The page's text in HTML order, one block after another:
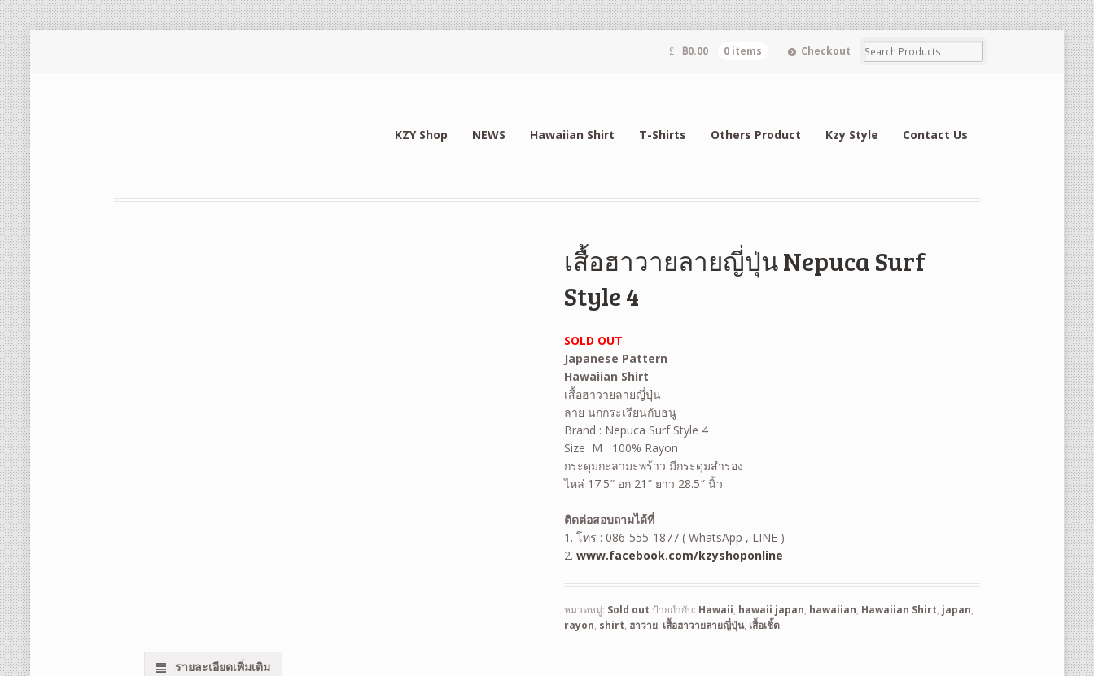
฿0.00 0 items Checkout
KZY Shop NEWS Hawaiian Shirt T-Shirts Others Product Kzy Style Contact Us
เสื้อฮาวายลายญี่ปุ่น Nepuca Surf
Style 4
SOLD OUT
Japanese Pattern
Hawaiian Shirt
เสื้อฮาวายลายญี่ปุ่น
ลาย นกกระเรียนกับธนู
Brand : Nepuca Surf Style 4
Size M 100% Rayon
กระดุมกะลามะพร้าว มีกระดุมสำรอง
ไหล่ 17.5″ อก 21″ ยาว 28.5″ นิ้ว
ติดต่อสอบถามได้ที่
1. โทร : 086-555-1877 ( WhatsApp , LINE )
2.www.facebook.com/kzyshoponline
หมวดหมู่: Sold out ป้ายกำกับ: Hawaii, hawaii japan, hawaiian, Hawaiian Shirt, japan,
rayon, shirt, ฮาวาย, เสื้อฮาวายลายญี่ปุ่น, เสื้อเชิ้ต
รายละเอียดเพิ่มเติม